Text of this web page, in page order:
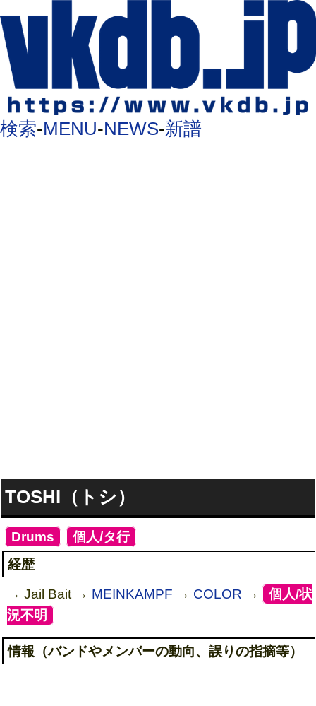
検索-MENU-NEWS-新譜
TOSHI（トシ）
Drums 個人/タ行]
経歴
→ Jail Bait → MEINKAMPF → COLOR → [個人/状
況不明
情報（バンドやメンバーの動向、誤りの指摘等）